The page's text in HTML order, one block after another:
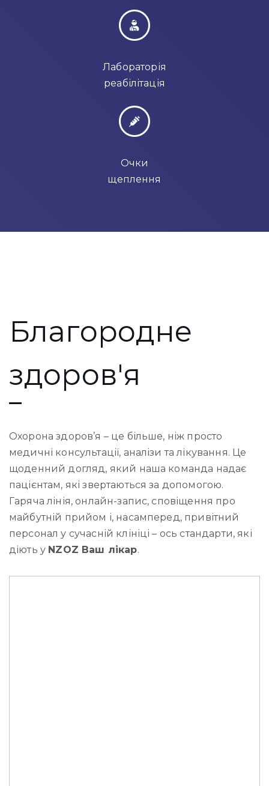
Лабораторія
реабілітація
Очки
щеплення
Благородне
здоров'я
Охорона здоров’я – це більше, ніж просто
медичні консультації, аналізи та лікування. Це
щоденний догляд, який наша команда надає
пацієнтам, які звертаються за допомогою.
Гаряча лінія, онлайн-запис, сповіщення про
майбутній прийом і, насамперед, привітний
персонал у сучасній клініці – ось стандарти, які
діють у NZOZ Ваш лікар.